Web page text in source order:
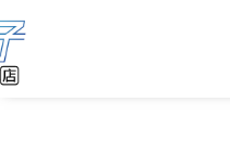
至
主